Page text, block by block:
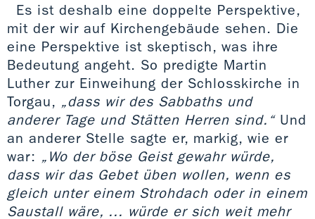
Es ist deshalb eine doppelte Perspektive,
mit der wir auf Kirchengebäude sehen. Die
eine Perspektive ist skeptisch, was ihre
Bedeutung angeht. So predigte Martin
Luther zur Einweihung der Schlosskirche in
Torgau, „dass wir des Sabbaths und
anderer Tage und Stätten Herren sind.“Und
an anderer Stelle sagte er, markig, wie er
war: „Wo der böse Geist gewahr würde,
dass wir das Gebet üben wollen, wenn es
gleich unter einem Strohdach oder in einem
Saustall wäre, ... würde er sich weit mehr